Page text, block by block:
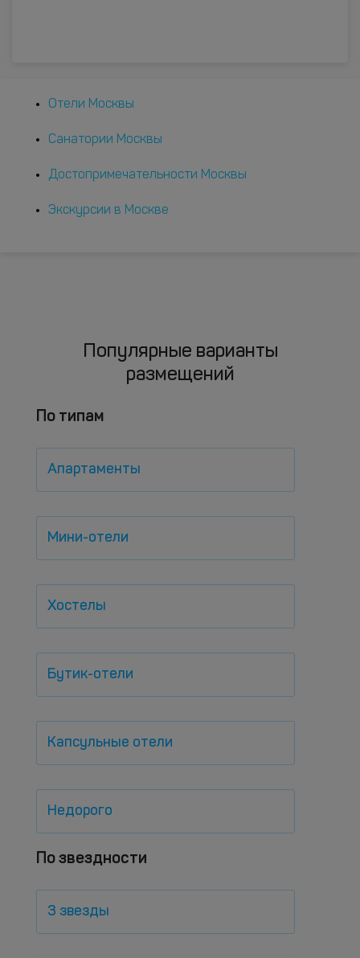
Отели Москвы
Санатории Москвы
Достопримечательности Москвы
Экскурсии в Москве
Популярные варианты
размещений
По типам
Апартаменты
Мини-отели
Хостелы
Бутик-отели
Капсульные отели
Недорого
По звездности
3 звезды